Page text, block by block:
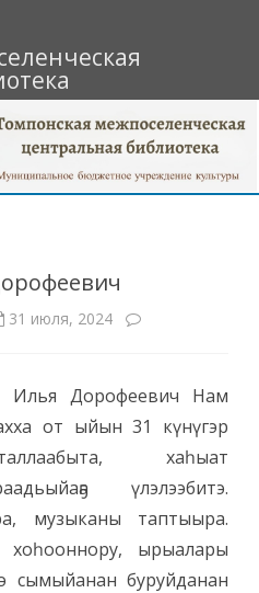
31 июля, 2024
Илья Дорофеевич Нам
от ыйын 31 күнүгэр
хаһыат
үлэлээбитэ.
музыканы таптыыра.
хоһооннору, ырыалары
сымыйанан буруйданан